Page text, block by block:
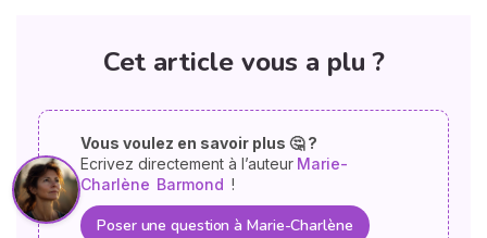
Cet article vous a plu ?
Vous voulez en savoir plus 🤔 ?
Ecrivez directement à l’auteur Marie-
Charlène Barmond !
Poser une question à Marie-Charlène